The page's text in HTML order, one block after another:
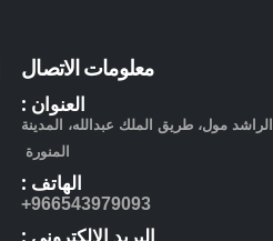
معلومات الاتصال
العنوان :
الراشد مول، طريق الملك عبدالله، المدينة
المنورة
الهاتف :
966543979093+